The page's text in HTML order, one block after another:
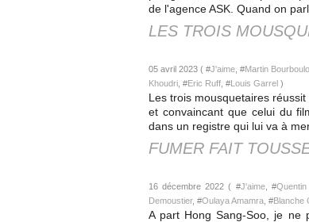
de l'agence ASK. Quand on
LES TROIS
05 avril 2023 ( #J'aime , #Martin
Khoudri , #Eric Ruff , #Louis Garrel )
Les trois mousquetaires
et convaincant que celui du
dans un registre qui lui va à
FUMER FAIT
16 décembre 2022 ( #J'aime, #Quentin
Demoustier, #Oulaya Amamra , #Blanche
A part Hong Sang-Soo, je ne